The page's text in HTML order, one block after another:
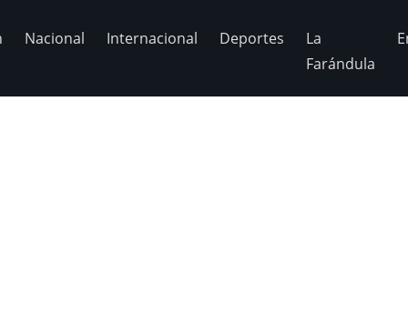
Nacional Internacional Deportes
La
Farándula